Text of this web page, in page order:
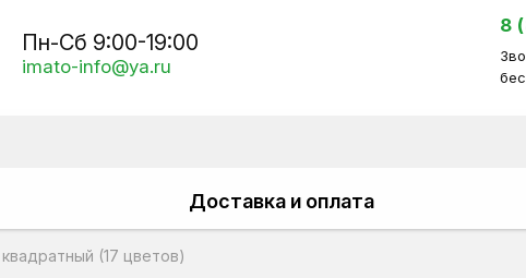
Пн-Сб 9:00-19:00
imato-info@ya.ru
8
Доставка и оплата
(17 цветов)